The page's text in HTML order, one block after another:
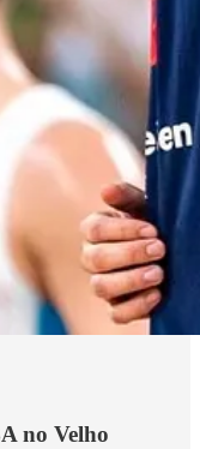
no Velho